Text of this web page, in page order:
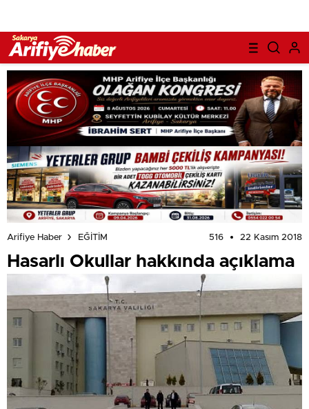
Arifiye Haber EĞİTİM 516 22 Kasım 2018
Hasarlı Okullar hakkında açıklama